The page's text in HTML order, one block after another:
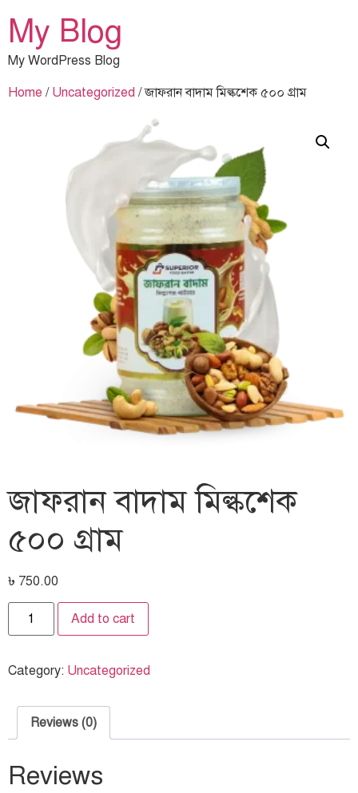
My Blog
My WordPress Blog
Home / Uncategorized / জাফরান বাদাম মিল্কশেক ৫০০ গ্রাম
জাফরান বাদাম মিল্কশেক
৫০০ গ্রাম
৳ 750.00
Add to cart
Category: Uncategorized
Reviews (0)
Reviews